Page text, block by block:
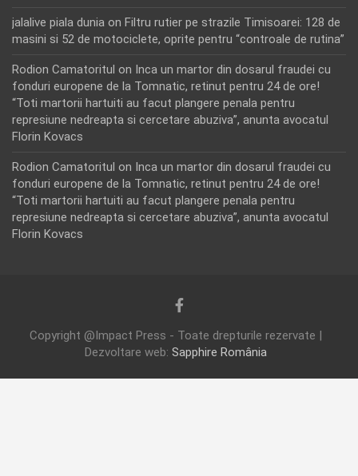
jalalive piala dunia on Filtru rutier pe strazile Timisoarei: 128 de
masini si 52 de motociclete, oprite pentru “controale de rutina”
Rodion Camatoritul on Inca un martor din dosarul fraudei cu
fonduri europene de la Tomnatic, retinut pentru 24 de ore!
“Toti martorii hartuiti au facut plangere penala pentru
represiune nedreapta si cercetare abuziva”, anunta avocatul
Florin Kovacs
Rodion Camatoritul on Inca un martor din dosarul fraudei cu
fonduri europene de la Tomnatic, retinut pentru 24 de ore!
“Toti martorii hartuiti au facut plangere penala pentru
represiune nedreapta si cercetare abuziva”, anunta avocatul
Florin Kovacs
Copyright @Impact Press - Toate drepturile rezervate |
Dezvoltare web: Sapphire România